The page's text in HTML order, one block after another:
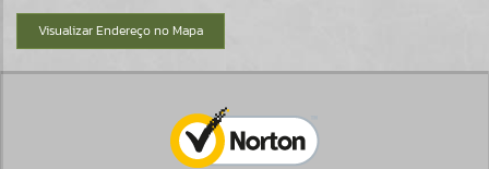
Visualizar Endereço no Mapa